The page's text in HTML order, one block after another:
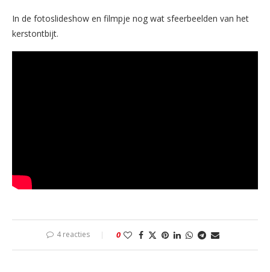
In de fotoslideshow en filmpje nog wat sfeerbeelden van het
kerstontbijt.
4 reacties 0